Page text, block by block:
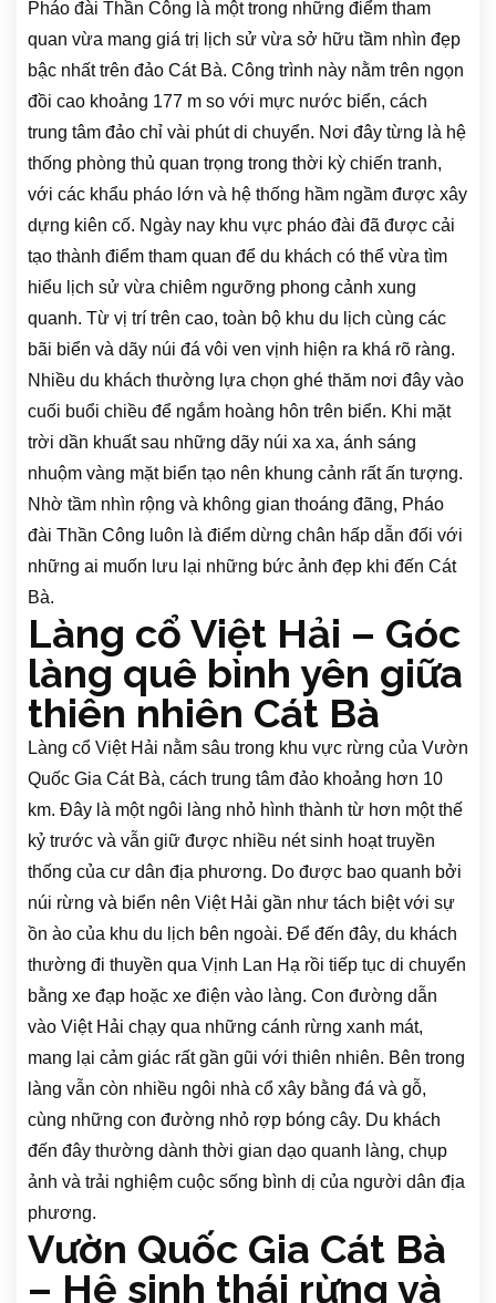
Pháo đài Thần Công là một trong những điểm tham
quan vừa mang giá trị lịch sử vừa sở hữu tầm nhìn đẹp
bậc nhất trên đảo Cát Bà. Công trình này nằm trên ngọn
đồi cao khoảng 177 m so với mực nước biển, cách
trung tâm đảo chỉ vài phút di chuyển. Nơi đây từng là hệ
thống phòng thủ quan trọng trong thời kỳ chiến tranh,
với các khẩu pháo lớn và hệ thống hầm ngầm được xây
dựng kiên cố. Ngày nay khu vực pháo đài đã được cải
tạo thành điểm tham quan để du khách có thể vừa tìm
hiểu lịch sử vừa chiêm ngưỡng phong cảnh xung
quanh. Từ vị trí trên cao, toàn bộ khu du lịch cùng các
bãi biển và dãy núi đá vôi ven vịnh hiện ra khá rõ ràng.
Nhiều du khách thường lựa chọn ghé thăm nơi đây vào
cuối buổi chiều để ngắm hoàng hôn trên biển. Khi mặt
trời dần khuất sau những dãy núi xa xa, ánh sáng
nhuộm vàng mặt biển tạo nên khung cảnh rất ấn tượng.
Nhờ tầm nhìn rộng và không gian thoáng đãng, Pháo
đài Thần Công luôn là điểm dừng chân hấp dẫn đối với
những ai muốn lưu lại những bức ảnh đẹp khi đến Cát
Bà.
Làng cổ Việt Hải – Góc
làng quê bình yên giữa
thiên nhiên Cát Bà
Làng cổ Việt Hải nằm sâu trong khu vực rừng của Vườn
Quốc Gia Cát Bà, cách trung tâm đảo khoảng hơn 10
km. Đây là một ngôi làng nhỏ hình thành từ hơn một thế
kỷ trước và vẫn giữ được nhiều nét sinh hoạt truyền
thống của cư dân địa phương. Do được bao quanh bởi
núi rừng và biển nên Việt Hải gần như tách biệt với sự
ồn ào của khu du lịch bên ngoài. Để đến đây, du khách
thường đi thuyền qua Vịnh Lan Hạ rồi tiếp tục di chuyển
bằng xe đạp hoặc xe điện vào làng. Con đường dẫn
vào Việt Hải chạy qua những cánh rừng xanh mát,
mang lại cảm giác rất gần gũi với thiên nhiên. Bên trong
làng vẫn còn nhiều ngôi nhà cổ xây bằng đá và gỗ,
cùng những con đường nhỏ rợp bóng cây. Du khách
đến đây thường dành thời gian dạo quanh làng, chụp
ảnh và trải nghiệm cuộc sống bình dị của người dân địa
phương.
Vườn Quốc Gia Cát Bà
– Hệ sinh thái rừng và